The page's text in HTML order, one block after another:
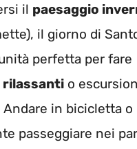
il paesaggio
il giorno di
perfetta per fare
rilassanti o
in bicicletta o
passeggiare nei